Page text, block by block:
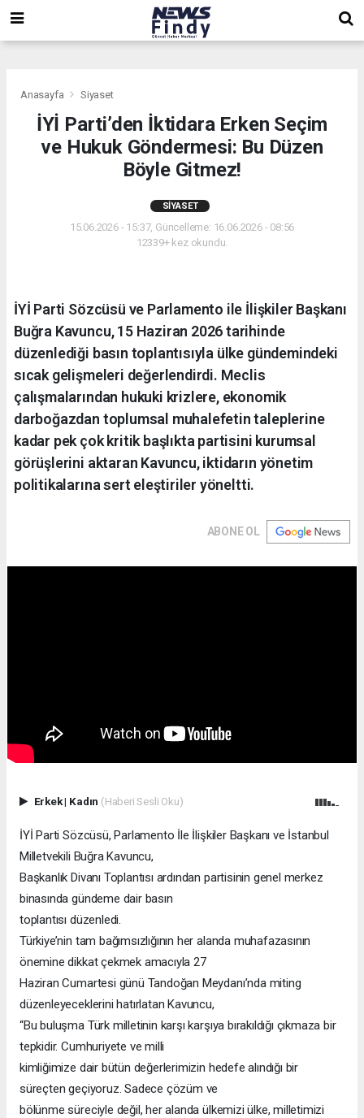
Anasayfa Siyaset
İYİ Parti’den İktidara Erken Seçim
ve Hukuk Göndermesi: Bu Düzen
Böyle Gitmez!
SIYASET
15.06.2026 - 15:37, Güncelleme: 16.06.2026 - 08:56
12339+ kez okundu.
İYİ Parti Sözcüsü ve Parlamento ile İlişkiler Başkanı
Buğra Kavuncu, 15 Haziran 2026 tarihinde
düzenlediği basın toplantısıyla ülke gündemindeki
sıcak gelişmeleri değerlendirdi. Meclis
çalışmalarından hukuki krizlere, ekonomik
darboğazdan toplumsal muhalefetin taleplerine
kadar pek çok kritik başlıkta partisini kurumsal
görüşlerini aktaran Kavuncu, iktidarın yönetim
politikalarına sert eleştiriler yöneltti.
ABONE OL
Erkek| Kadın (Haberi Sesli Oku)
İYİ Parti Sözcüsü, Parlamento İle İlişkiler Başkanı ve İstanbul
Milletvekili Buğra Kavuncu,
Başkanlık Divanı Toplantısı ardından partisinin genel merkez
binasında gündeme dair basın
toplantısı düzenledi.
Türkiye’nin tam bağımsızlığının her alanda muhafazasının
önemine dikkat çekmek amacıyla 27
Haziran Cumartesi günü Tandoğan Meydanı’nda miting
düzenleyeceklerini hatırlatan Kavuncu,
“Bu buluşma Türk milletinin karşı karşıya bırakıldığı çıkmaza bir
tepkidir. Cumhuriyete ve milli
kimliğimize dair bütün değerlerimizin hedefe alındığı bir
süreçten geçiyoruz. Sadece çözüm ve
bölünme süreciyle değil, her alanda ülkemizi ülke, milletimizi